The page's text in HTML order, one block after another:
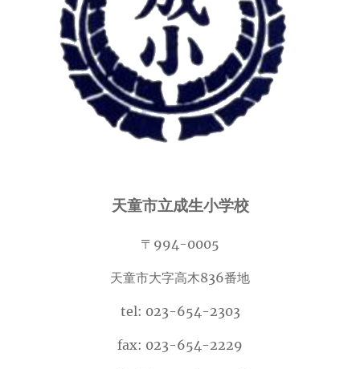
天童市立成生小学校
〒994-0005
天童市大字高木836番地
tel: 023-654-2303
fax: 023-654-2229